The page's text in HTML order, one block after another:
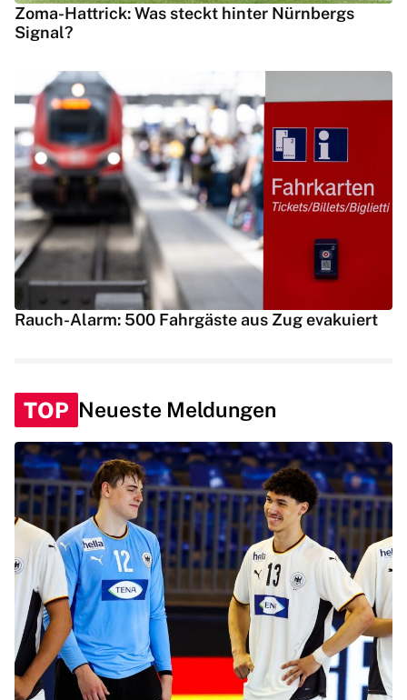
Zoma-Hattrick: Was steckt hinter Nürnbergs
Signal?
Rauch-Alarm: 500 Fahrgäste aus Zug evakuiert
TOP Neueste Meldungen